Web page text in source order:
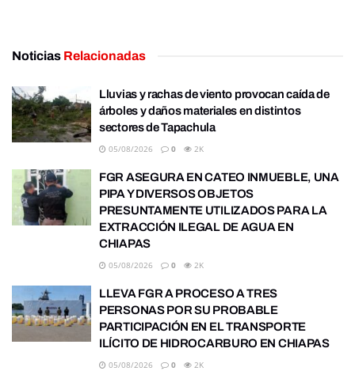
Noticias Relacionadas
Lluvias y rachas de viento provocan caída de
árboles y daños materiales en distintos
sectores de Tapachula
05/08/2026 0 2K
FGR ASEGURA EN CATEO INMUEBLE, UNA
PIPA Y DIVERSOS OBJETOS
PRESUNTAMENTE UTILIZADOS PARA LA
EXTRACCIÓN ILEGAL DE AGUA EN
CHIAPAS
05/08/2026 0 2K
LLEVA FGR A PROCESO A TRES
PERSONAS POR SU PROBABLE
PARTICIPACIÓN EN EL TRANSPORTE
ILÍCITO DE HIDROCARBURO EN CHIAPAS
05/08/2026 0 2K